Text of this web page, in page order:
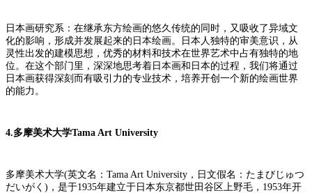
日本画研究系：在继承东方绘画的悠久传统的同时，又吸收了异域文
化的影响，形成并发展起来的日本绘画。日本人独特的审美意识，从
灵性出发的建模思想，优秀的材料和技术在世界艺术中占有独特的地
位。在这个部门里，深深地思考着日本画和日本的过程，我们将通过
日本画获得深刻而有吸引力的专业技术，培养开创一个新的绘画世界
的能力。
4.多摩美术大学Tama Art University
多摩美术大学(英文名：Tama Art University，日文假名：たまびじゅつ
だいがく)，是于1935年建立于日本东京都世田谷区上野毛，1953年开